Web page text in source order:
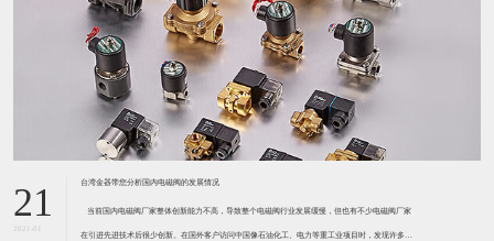
21
2021-01
台湾金器带您分析国内电磁阀的发展情况
​ 当前国内电磁阀厂家整体创新能力不高，导致整个电磁阀行业发展缓慢，但也有不少电磁阀厂家
在引进先进技术后很少创新。在国外客户访问中国像石油化工、电力等重工业项目时，发现许多项